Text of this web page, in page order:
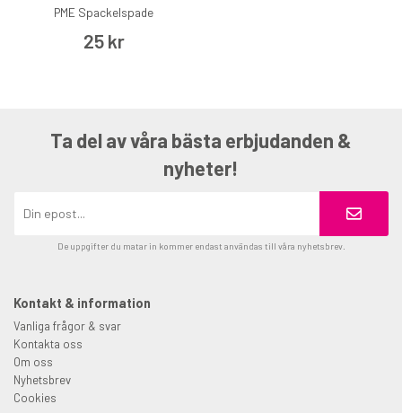
PME Spackelspade
25 kr
Ta del av våra bästa erbjudanden &
nyheter!
De uppgifter du matar in kommer endast användas till våra nyhetsbrev.
Kontakt & information
Vanliga frågor & svar
Kontakta oss
Om oss
Nyhetsbrev
Cookies